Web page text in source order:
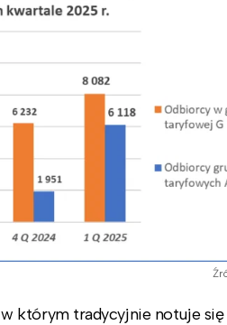
którym tradycyjnie notuje